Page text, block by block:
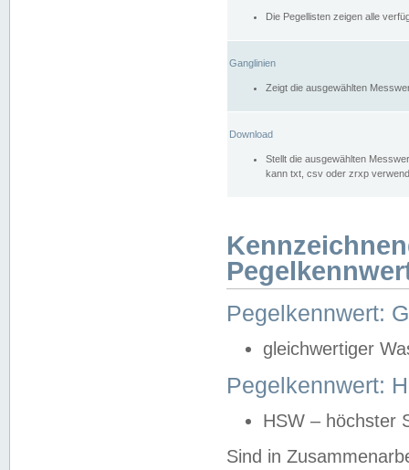
Die Pegellisten zeigen alle
Ganglinien
Zeigt die ausgewählten
Download
Stellt die ausgewählten
kann txt, csv oder zrxp
Pegelkennwert:
gleichwertiger
Pegelkennwert:
HSW – höchster
Sind in